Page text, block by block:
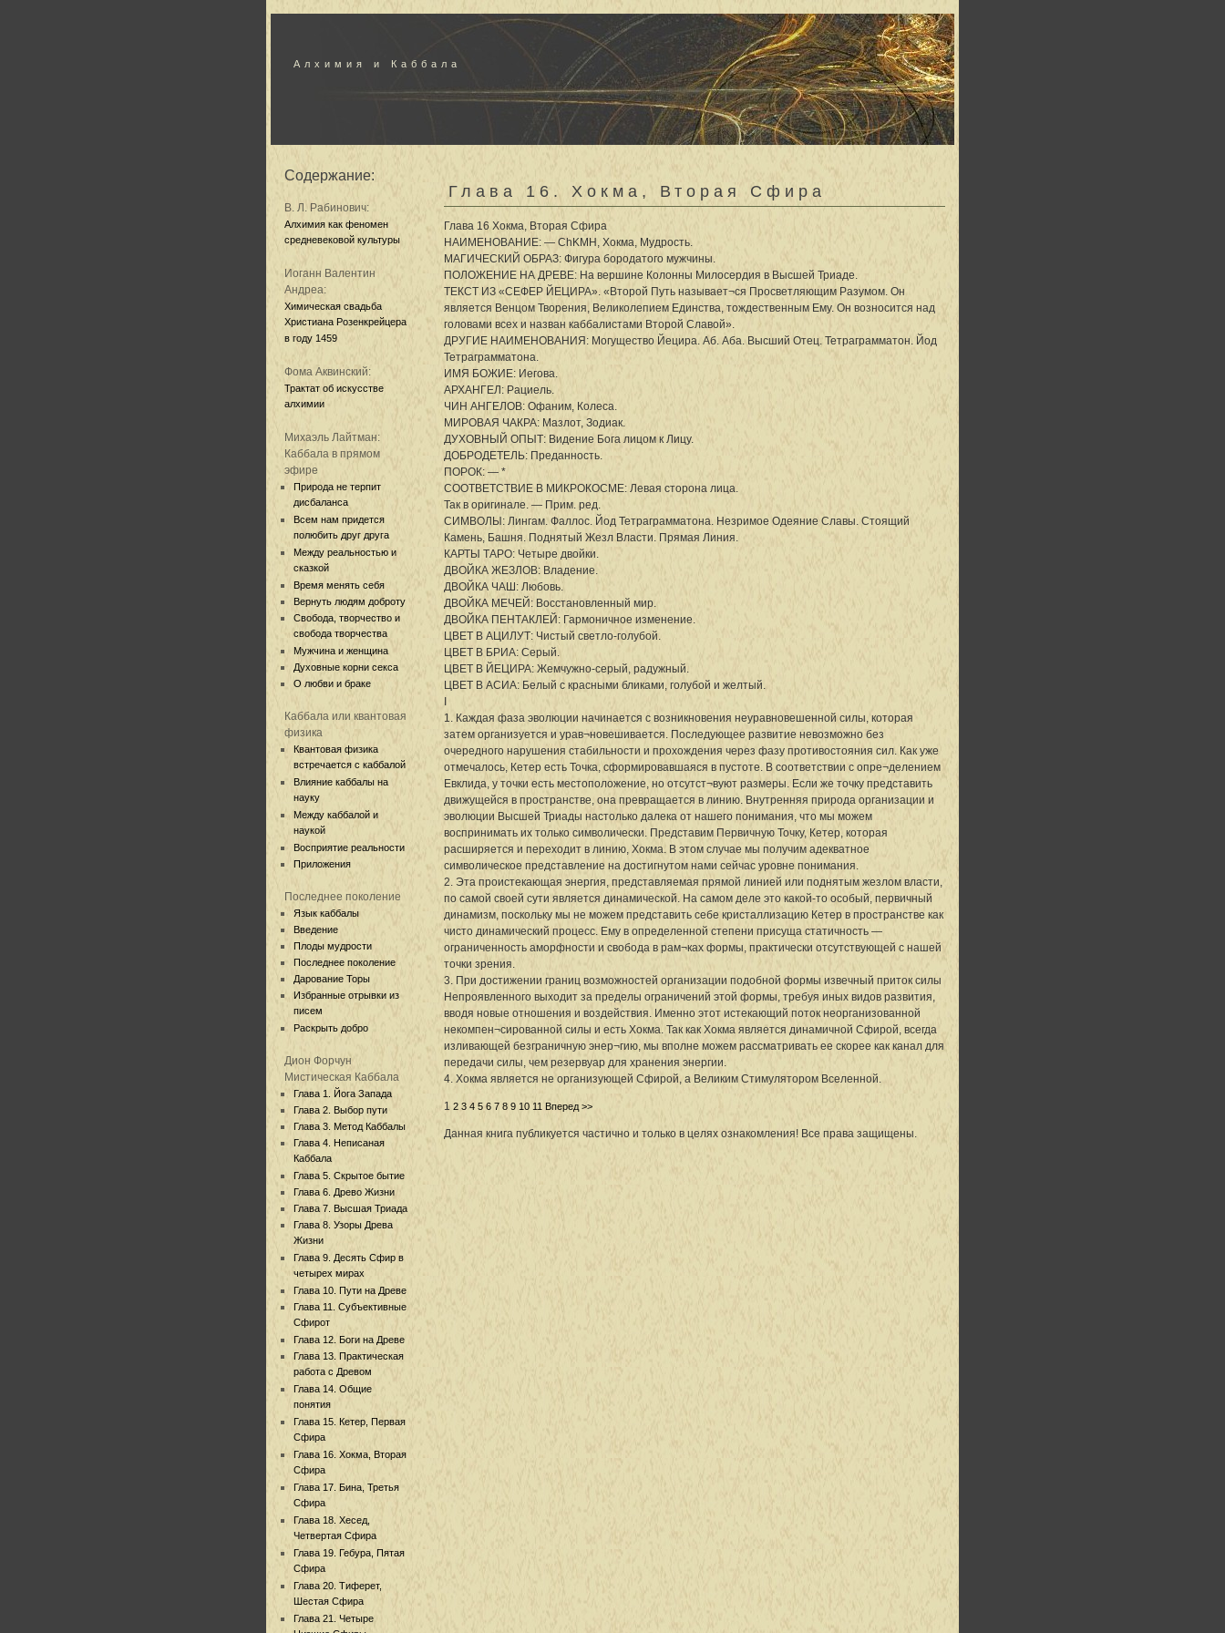
Алхимия и Каббала
Содержание:
В. Л. Рабинович:
Алхимия как феномен
средневековой культуры
Иоганн Валентин
Андреа:
Химическая свадьба
Христиана Розенкрейцера
в году 1459
Фома Аквинский:
Трактат об искусстве
алхимии
Михаэль Лайтман:
Каббала в прямом
эфире
Природа не терпит
дисбаланса
Всем нам придется
полюбить друг друга
Между реальностью и
сказкой
Время менять себя
Вернуть людям доброту
Свобода, творчество и
свобода творчества
Мужчина и женщина
Духовные корни секса
О любви и браке
Каббала или квантовая
физика
Квантовая физика
встречается с каббалой
Влияние каббалы на
науку
Между каббалой и
наукой
Восприятие реальности
Приложения
Последнее поколение
Язык каббалы
Введение
Плоды мудрости
Последнее поколение
Дарование Торы
Избранные отрывки из
писем
Раскрыть добро
Дион Форчун
Мистическая Каббала
Глава 1. Йога Запада
Глава 2. Выбор пути
Глава 3. Метод Каббалы
Глава 4. Неписаная
Каббала
Глава 5. Скрытое бытие
Глава 6. Древо Жизни
Глава 7. Высшая Триада
Глава 8. Узоры Древа
Жизни
Глава 9. Десять Сфир в
четырех мирах
Глава 10. Пути на Древе
Глава 11. Субъективные
Сфирот
Глава 12. Боги на Древе
Глава 13. Практическая
работа с Древом
Глава 14. Общие
понятия
Глава 15. Кетер, Первая
Сфира
Глава 16. Хокма, Вторая
Сфира
Глава 17. Бина, Третья
Сфира
Глава 18. Хесед,
Четвертая Сфира
Глава 19. Гебура, Пятая
Сфира
Глава 20. Тиферет,
Шестая Сфира
Глава 21. Четыре
Глава 16. Хокма, Вторая Сфира
Глава 16 Хокма, Вторая Сфира
НАИМЕНОВАНИЕ: — ChKMH, Хокма, Мудрость.
МАГИЧЕСКИЙ ОБРАЗ: Фигура бородатого мужчины.
ПОЛОЖЕНИЕ НА ДРЕВЕ: На вершине Колонны Милосердия в Высшей Триаде.
ТЕКСТ ИЗ «СЕФЕР ЙЕЦИРА». «Второй Путь называет¬ся Просветляющим Разумом. Он
является Венцом Творения, Великолепием Единства, тождественным Ему. Он возносится над
головами всех и назван каббалистами Второй Славой».
ДРУГИЕ НАИМЕНОВАНИЯ: Могущество Йецира. Аб. Аба. Высший Отец. Тетраграмматон. Йод
Тетраграмматона.
ИМЯ БОЖИЕ: Иегова.
АРХАНГЕЛ: Рациель.
ЧИН АНГЕЛОВ: Офаним, Колеса.
МИРОВАЯ ЧАКРА: Мазлот, Зодиак.
ДУХОВНЫЙ ОПЫТ: Видение Бога лицом к Лицу.
ДОБРОДЕТЕЛЬ: Преданность.
ПОРОК: — *
СООТВЕТСТВИЕ В МИКРОКОСМЕ: Левая сторона лица.
Так в оригинале. — Прим. ред.
СИМВОЛЫ: Лингам. Фаллос. Йод Тетраграмматона. Незримое Одеяние Славы. Стоящий
Камень, Башня. Поднятый Жезл Власти. Прямая Линия.
КАРТЫ ТАРО: Четыре двойки.
ДВОЙКА ЖЕЗЛОВ: Владение.
ДВОЙКА ЧАШ: Любовь.
ДВОЙКА МЕЧЕЙ: Восстановленный мир.
ДВОЙКА ПЕНТАКЛЕЙ: Гармоничное изменение.
ЦВЕТ В АЦИЛУТ: Чистый светло-голубой.
ЦВЕТ В БРИА: Серый.
ЦВЕТ В ЙЕЦИРА: Жемчужно-серый, радужный.
ЦВЕТ В АСИА: Белый с красными бликами, голубой и желтый.
I
1. Каждая фаза эволюции начинается с возникновения неуравновешенной силы, которая
затем организуется и урав¬новешивается. Последующее развитие невозможно без
очередного нарушения стабильности и прохождения через фазу противостояния сил. Как уже
отмечалось, Кетер есть Точка, сформировавшаяся в пустоте. В соответствии с опре¬делением
Евклида, у точки есть местоположение, но отсутст¬вуют размеры. Если же точку представить
движущейся в пространстве, она превращается в линию. Внутренняя природа организации и
эволюции Высшей Триады настолько далека от нашего понимания, что мы можем
воспринимать их только символически. Представим Первичную Точку, Кетер, которая
расширяется и переходит в линию, Хокма. В этом случае мы получим адекватное
символическое представление на достигнутом нами сейчас уровне понимания.
2. Эта проистекающая энергия, представляемая прямой линией или поднятым жезлом власти,
по самой своей сути является динамической. На самом деле это какой-то особый, первичный
динамизм, поскольку мы не можем представить себе кристаллизацию Кетер в пространстве как
чисто динамический процесс. Ему в определенной степени присуща статичность —
ограниченность аморфности и свобода в рам¬ках формы, практически отсутствующей с нашей
точки зрения.
3. При достижении границ возможностей организации подобной формы извечный приток силы
Непроявленного выходит за пределы ограничений этой формы, требуя иных видов развития,
вводя новые отношения и воздействия. Именно этот истекающий поток неорганизованной
некомпен¬сированной силы и есть Хокма. Так как Хокма является динамичной Сфирой, всегда
изливающей безграничную энер¬гию, мы вполне можем рассматривать ее скорее как канал для
передачи силы, чем резервуар для хранения энергии.
4. Хокма является не организующей Сфирой, а Великим Стимулятором Вселенной.
1 2 3 4 5 6 7 8 9 10 11 Вперед >>
Данная книга публикуется частично и только в целях ознакомления! Все права защищены.